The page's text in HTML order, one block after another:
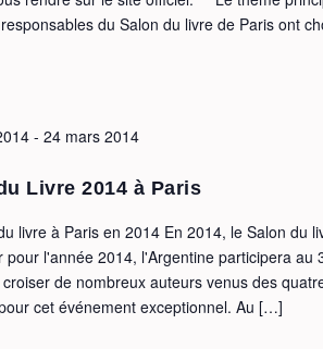
du Salon du livre de Paris ont
- 24 mars 2014
Livre 2014 à Paris
livre à Paris en 2014 En 2014, le Salon du
pour l'année 2014, l'Argentine participera au
de nombreux auteurs venus des
cet événement exceptionnel. Au […]